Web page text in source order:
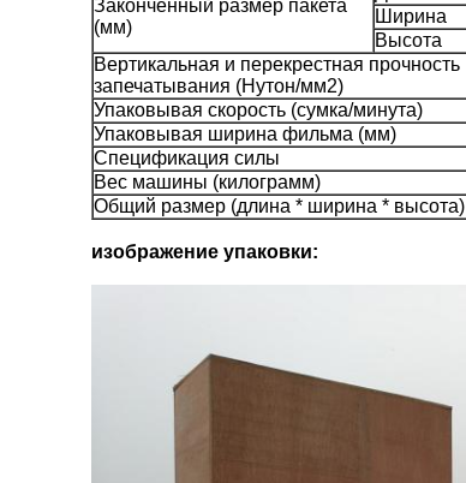
Законченный размер пакета
(мм)
Ширина
Высота
Вертикальная и перекрестная прочность
запечатывания (Нутон/мм2)
Упаковывая скорость (сумка/минута)
Упаковывая ширина фильма (мм)
Спецификация силы
Вес машины (килограмм)
Общий размер (длина * ширина * высота)
изображение упаковки: